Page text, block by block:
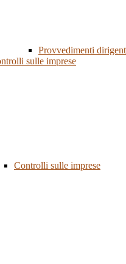
Provvedimenti
sulle imprese
Controlli sulle imprese